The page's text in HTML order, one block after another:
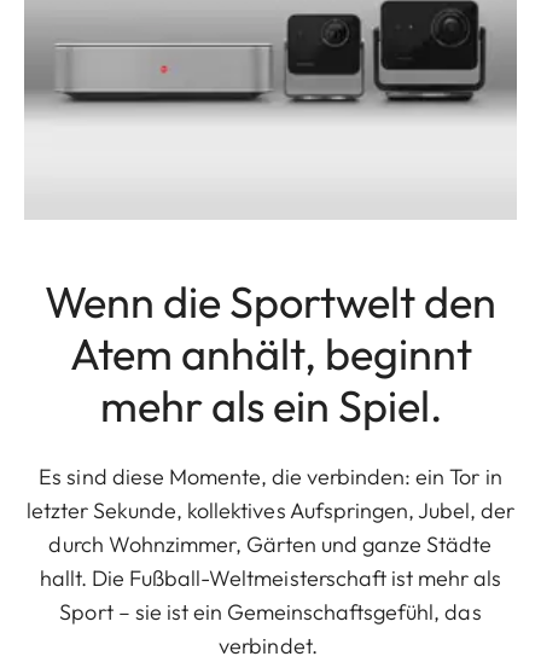
Wenn die Sportwelt den
Atem anhält, beginnt
mehr als ein Spiel.
Es sind diese Momente, die verbinden: ein Tor in
letzter Sekunde, kollektives Aufspringen, Jubel, der
durch Wohnzimmer, Gärten und ganze Städte
hallt. Die Fußball-Weltmeisterschaft ist mehr als
Sport – sie ist ein Gemeinschaftsgefühl, das
verbindet.